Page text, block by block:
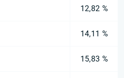
12,82 %
14,11 %
15,83 %